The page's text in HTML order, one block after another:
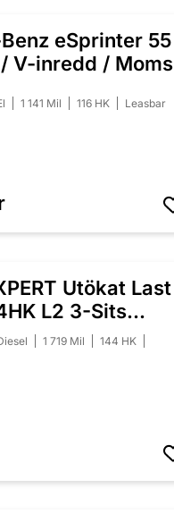
NYINKOMMEN
eSprinter 55
V-inredd / Moms
1 141 Mil 116 HK Leasbar
Utökat Last
L2 3-Sits
1 719 Mil
144 HK